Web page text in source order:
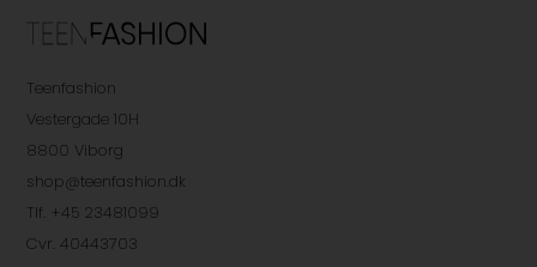
Teenfashion
Vestergade 10H
8800 Viborg
shop@teenfashion.dk
Tlf. +45 23481099
Cvr. 40443703